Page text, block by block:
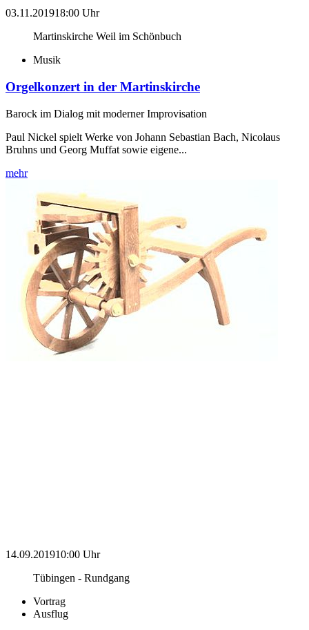
03.11.201918:00 Uhr
Martinskirche Weil im Schönbuch
Musik
Orgelkonzert in der Martinskirche
Barock im Dialog mit moderner Improvisation
Paul Nickel spielt Werke von Johann Sebastian Bach, Nicolaus
Bruhns und Georg Muffat sowie eigene...
mehr
14.09.201910:00 Uhr
Tübingen - Rundgang
Vortrag
Ausflug